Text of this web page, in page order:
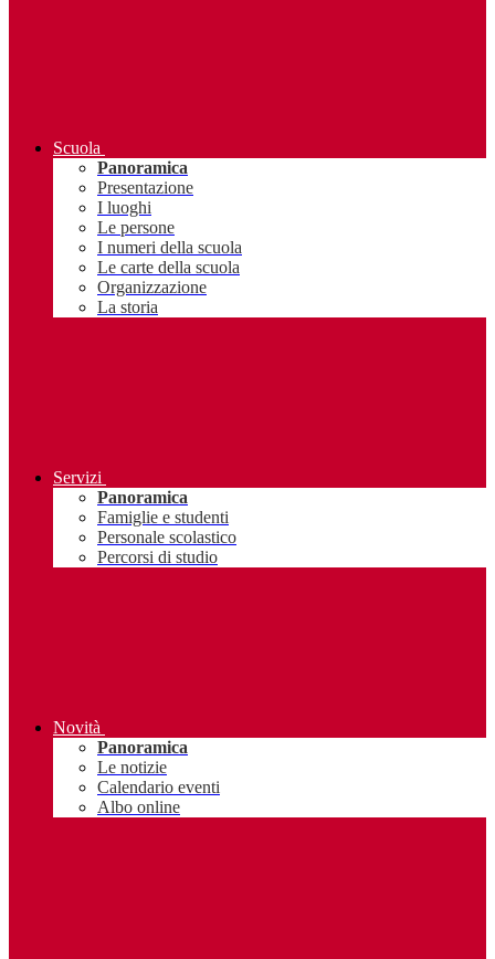
Scuola
Panoramica
Presentazione
I luoghi
Le persone
I numeri della scuola
Le carte della scuola
Organizzazione
La storia
Servizi
Panoramica
Famiglie e studenti
Personale scolastico
Percorsi di studio
Novità
Panoramica
Le notizie
Calendario eventi
Albo online